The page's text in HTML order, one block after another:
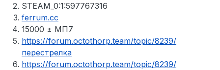
STEAM_0:1:597767316
ferrum.cc
15000 ± МП7
https://forum.octothorp.team/topic/8239/
перестрелка
https://forum.octothorp.team/topic/8239/